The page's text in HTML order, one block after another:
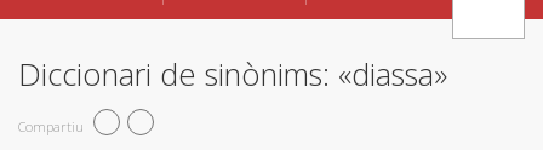
Diccionari de sinònims: «diassa»
Compartiu